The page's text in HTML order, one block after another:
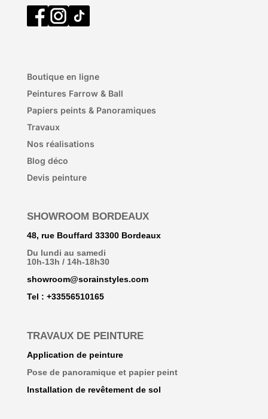
Boutique en ligne
Peintures Farrow & Ball
Papiers peints & Panoramiques
Travaux
Nos réalisations
Blog déco
Devis peinture
SHOWROOM BORDEAUX
48, rue Bouffard 33300 Bordeaux
Du lundi au samedi
10h-13h / 14h-18h30
showroom@sorainstyles.com
Tel : +33556510165
TRAVAUX DE PEINTURE
Application de peinture
Pose de panoramique et papier peint
Installation de revêtement de sol